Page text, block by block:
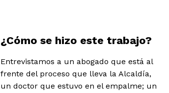
¿Cómo se hizo este trabajo?
Entrevistamos a un abogado que está al
frente del proceso que lleva la Alcaldía,
un doctor que estuvo en el empalme; un